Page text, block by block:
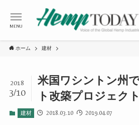
MENU
ホーム 建材
米国ワシントン州
ト改築プロジェク
2018
3/10
建材 2018.03.10 2019.04.07